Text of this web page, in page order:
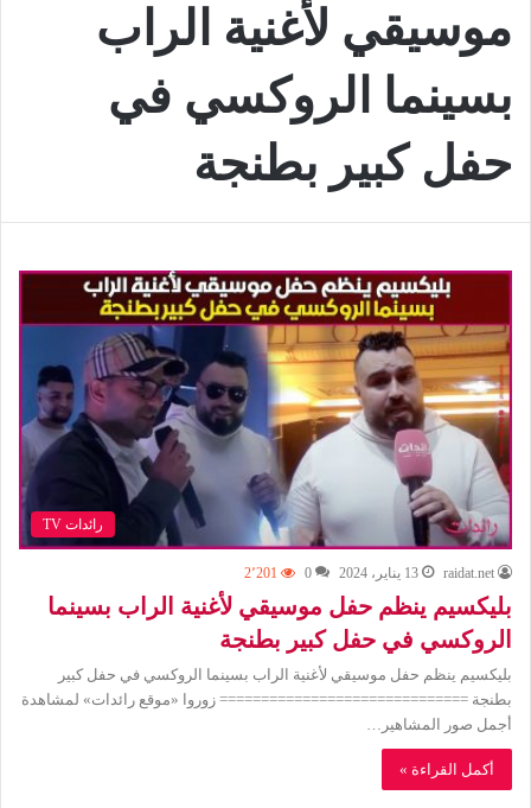
موسيقي لأغنية الراب
بسينما الروكسي في
حفل كبير بطنجة
رائدات TV
raidat.net 13 يناير، 2024 0 2٬201
بليكسيم ينظم حفل موسيقي لأغنية الراب بسينما
الروكسي في حفل كبير بطنجة
بليكسيم ينظم حفل موسيقي لأغنية الراب بسينما الروكسي في حفل كبير
بطنجة ============================== زوروا «موقع رائدات» لمشاهدة
أجمل صور المشاهير…
أكمل القراءة »